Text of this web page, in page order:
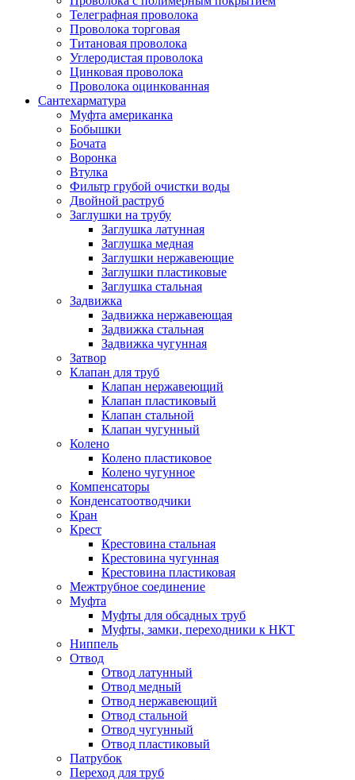
Телеграфная проволока
Проволока торговая
Титановая проволока
Углеродистая проволока
Цинковая проволока
Проволока оцинкованная
Сантехарматура
Муфта американка
Бобышки
Бочата
Воронка
Втулка
Фильтр грубой очистки воды
Двойной раструб
Заглушки на трубу
Заглушка латунная
Заглушка медная
Заглушки нержавеющие
Заглушки пластиковые
Заглушка стальная
Задвижка
Задвижка нержавеющая
Задвижка стальная
Задвижка чугунная
Затвор
Клапан для труб
Клапан нержавеющий
Клапан пластиковый
Клапан стальной
Клапан чугунный
Колено
Колено пластиковое
Колено чугунное
Компенсаторы
Конденсатоотводчики
Кран
Крест
Крестовина стальная
Крестовина чугунная
Крестовина пластиковая
Межтрубное соединение
Муфта
Муфты для обсадных труб
Муфты, замки, переходники к НКТ
Ниппель
Отвод
Отвод латунный
Отвод медный
Отвод нержавеющий
Отвод стальной
Отвод чугунный
Отвод пластиковый
Патрубок
Переход для труб